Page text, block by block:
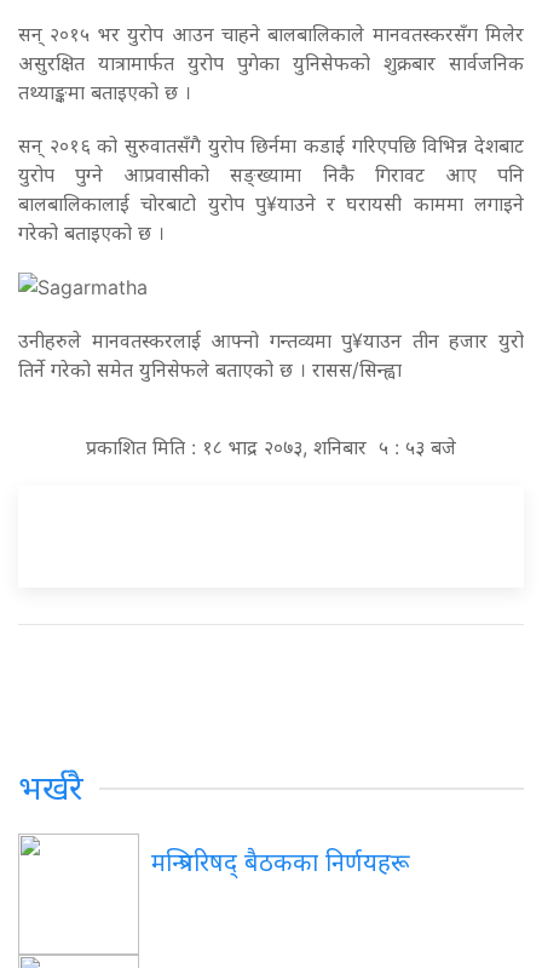
सन् २०१५ भर युरोप आउन चाहने बालबालिकाले मानवतस्करसँग मिलेर
असुरक्षित यात्रामार्फत युरोप पुगेका युनिसेफको शुक्रबार सार्वजनिक
तथ्याङ्कमा बताइएको छ ।
सन् २०१६ को सुरुवातसँगै युरोप छिर्नमा कडाई गरिएपछि विभिन्न देशबाट
युरोप पुग्ने आप्रवासीको सङ्ख्यामा निकै गिरावट आए पनि
बालबालिकालाई चोरबाटो युरोप पु¥याउने र घरायसी काममा लगाइने
गरेको बताइएको छ ।
उनीहरुले मानवतस्करलाई आफ्नो गन्तव्यमा पु¥याउन तीन हजार युरो
तिर्ने गरेको समेत युनिसेफले बताएको छ । रासस/सिन्ह्वा
प्रकाशित मिति : १८ भाद्र २०७३, शनिबार ५ : ५३ बजे
भर्खरै
मन्त्रिपरिषद् बैठकका निर्णयहरू